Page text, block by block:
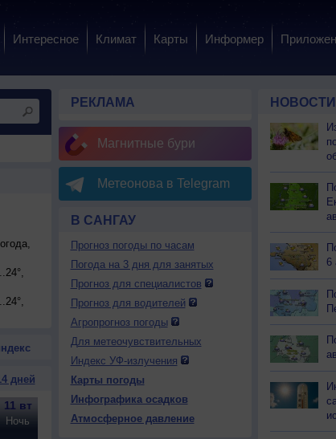
Интересное Климат Карты Информер
дней
11 вт
Ночь
11 вт
День
12 ср
Ночь
12 ср
День
13 чт
Ночь
14 пт 14 пт
РЕКЛАМА
Магнитные бури
Метеонова в Telegram
В САНГАУ
Прогноз погоды по часам
Погода на 3 дня для занятых
Прогноз для специалистов
Прогноз для водителей
Агропрогноз погоды
Для метеочувствительных
Индекс УФ-излучения
Карты погоды
Инфографика осадков
Атмосферное давление
НОВОСТИ
6